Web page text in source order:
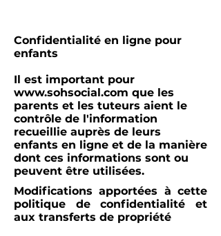
Confidentialité en ligne pour
enfants
Il est important pour
www.sohsocial.com que les
parents et les tuteurs aient le
contrôle de l'information
recueillie auprès de leurs
enfants en ligne et de la manière
dont ces informations sont ou
peuvent être utilisées.
Modifications apportées à cette
politique de confidentialité et
aux transferts de propriété